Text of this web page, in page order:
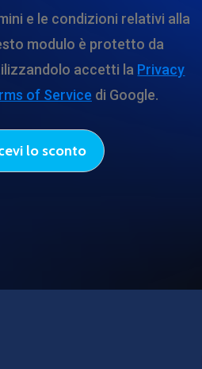
e le condizioni relativi alla
modulo è protetto da
accetti la Privacy
of Service di Google.